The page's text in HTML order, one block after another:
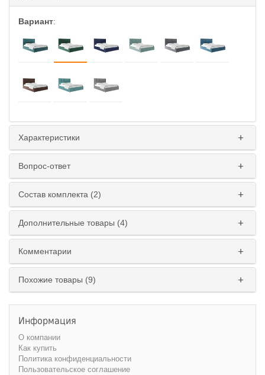
Вариант:
Характеристики
Вопрос-ответ
Состав комплекта (2)
Дополнительные товары (4)
Комментарии
Похожие товары (9)
Информация
О компании
Как купить
Политика конфиденциальности
Пользовательское соглашение